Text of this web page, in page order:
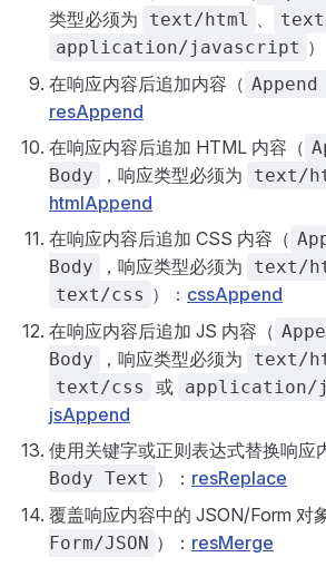
类型必须为
text/html 、
application/javascript ）
在响应内容后追加内容（
resAppend
在响应内容后追加 HTML 内容（
Body
，响应类型必须为 text/
htmlAppend
在响应内容后追加 CSS 内容（
Body
，响应类型必须为 text/
text/css ）： cssAppend
在响应内容后追加 JS 内容（
Body
，响应类型必须为 text/
text/css 或 application/
jsAppend
使用关键字或正则表达式替换响应
Body Text ）： resReplace
覆盖响应内容中的 JSON/Form 对
Form/JSON ）： resMerge